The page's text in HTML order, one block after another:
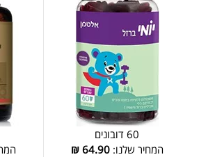
60 דובונים
המחיר שלנו:64.90
₪